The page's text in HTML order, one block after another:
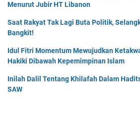
Menurut Jubir HT Libanon
Saat Rakyat Tak Lagi Buta Politik,
Bangkit!
Idul Fitri Momentum Mewujudkan
Hakiki Dibawah Kepemimpinan Islam
Inilah Dalil Tentang Khilafah Dalam
SAW